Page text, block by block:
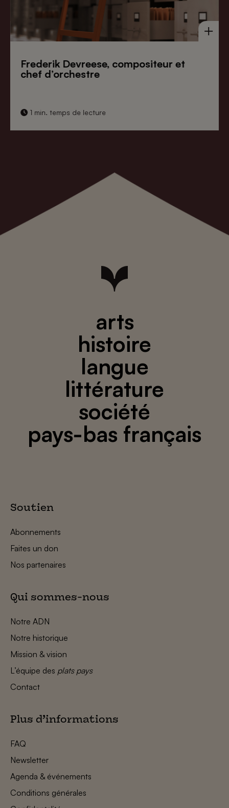
Frederik Devreese, compositeur et
chef d’orchestre
1 min. temps de lecture
arts
histoire
langue
littérature
société
pays-bas français
Soutien
Abonnements
Faites un don
Nos partenaires
Qui sommes-nous
Notre ADN
Notre historique
Mission & vision
L’équipe des plats pays
Contact
Plus d’informations
FAQ
Newsletter
Agenda & événements
Conditions générales